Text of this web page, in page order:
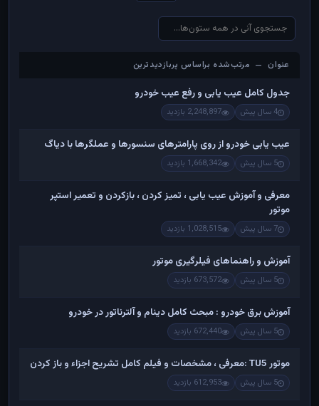
عنوان — مرتب‌شده براساس پربازدیدترین
عنوان — مرتب‌شده براساس پربازدیدترین
جدول کامل عیب یابی و رفع عیب خودرو
4 سال پیش 2,248,897 بازدید
عیب یابی خودرو از روی پارامترهای سنسورها و عملگرها با دیاگ
5 سال پیش 1,668,342 بازدید
معرفی و آموزش عیب یابی ، تمیز کردن ، بازکردن و تعمیر استپر
موتور
7 سال پیش 1,028,515 بازدید
آموزش و راهنماهای فیلرگیری موتور
5 سال پیش 673,572 بازدید
آموزش برق خودرو : مبحث کامل دینام و آلترناتور در خودرو
5 سال پیش 672,440 بازدید
موتور TU5 :معرفی ، مشخصات و فیلم کامل تشریح اجزاء و باز کردن
5 سال پیش 612,953 بازدید